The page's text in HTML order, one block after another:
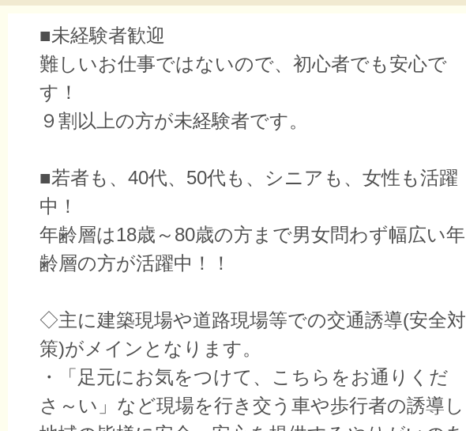
■未経験者歓迎
難しいお仕事ではないので、初心者でも安心で
す！
９割以上の方が未経験者です。
■若者も、40代、50代も、シニアも、女性も活躍
中！
年齢層は18歳～80歳の方まで男女問わず幅広い年
齢層の方が活躍中！！
◇主に建築現場や道路現場等での交通誘導(安全対
策)がメインとなります。
・「足元にお気をつけて、こちらをお通りくだ
さ～い」など現場を行き交う車や歩行者の誘導し